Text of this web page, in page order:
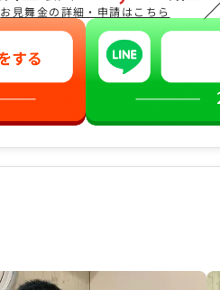
お見舞金の詳細・申請はこちら